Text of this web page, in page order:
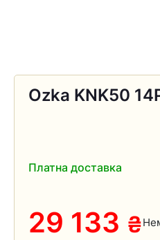
Ozka KNK50
Платна доставка
29 133 ₴